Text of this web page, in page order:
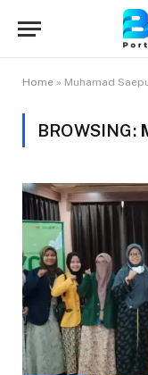
Home » Muhamad
BROWSING: